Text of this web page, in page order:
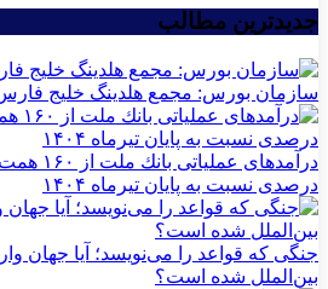
جدیدترین مطالب
سازمان بورس: مجمع هلدینگ خلیج فارس
درصدی نسبت به پایان تیرماه ۱۴۰۴
جنگی که قواعد را می‌نویسد؛ آیا جهان
بین‌الملل شده است؟